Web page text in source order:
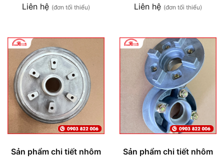
Liên hệ (đơn tối thiểu) Liên hệ (đơn tối thiểu)
Sản phẩm chi tiết nhôm
Sản phẩm chi tiết nhôm